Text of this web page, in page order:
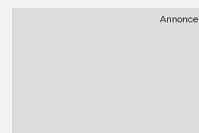
Annonce